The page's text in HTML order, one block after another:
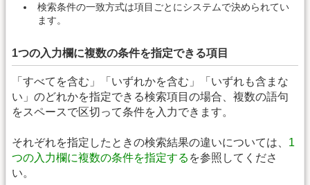
検索条件の一致方式は項目ごとにシステムで決められてい
ます。
1つの入力欄に複数の条件を指定できる項目
「すべてを含む」「いずれかを含む」「いずれも含まな
い」のどれかを指定できる検索項目の場合、複数の語句
をスペースで区切って条件を入力できます。
それぞれを指定したときの検索結果の違いについては、 1
つの入力欄に複数の条件を指定する を参照してくださ
い。